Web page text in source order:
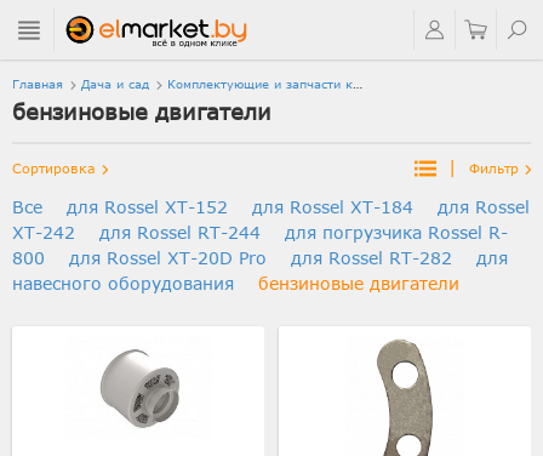
Главная Дача и сад
Комплектующие и запчасти к
сельхозтехнике
бензиновые двигатели
бензиновые двигатели
Сортировка | Фильтр
Все для Rossel XT-152 для Rossel XT-184
для Rossel
XT-242
для Rossel RT-244
для погрузчика Rossel R-
800
для Rossel XT-20D Pro для Rossel RT-282
для
навесного оборудования
бензиновые двигатели